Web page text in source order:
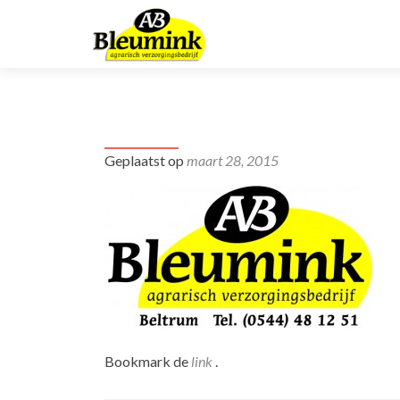
Geplaatst op maart 28, 2015
Bookmark de link .